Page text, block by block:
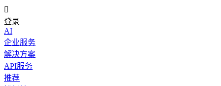

登录
AI
企业服务
解决方案
API服务
推荐